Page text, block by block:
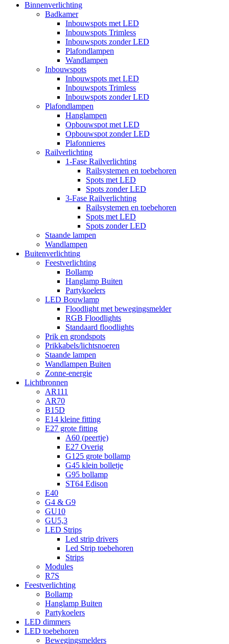
Binnenverlichting
Badkamer
Inbouwspots met LED
Inbouwspots Trimless
Inbouwspots zonder LED
Plafondlampen
Wandlampen
Inbouwspots
Inbouwspots met LED
Inbouwspots Trimless
Inbouwspots zonder LED
Plafondlampen
Hanglampen
Opbouwspot met LED
Opbouwspot zonder LED
Plafonnieres
Railverlichting
1-Fase Railverlichting
Railsystemen en toebehoren
Spots met LED
Spots zonder LED
3-Fase Railverlichting
Railsystemen en toebehoren
Spots met LED
Spots zonder LED
Staande lampen
Wandlampen
Buitenverlichting
Feestverlichting
Bollamp
Hanglamp Buiten
Partykoelers
LED Bouwlamp
Floodlight met bewegingsmelder
RGB Floodlights
Standaard floodlights
Prik en grondspots
Prikkabels/lichtsnoeren
Staande lampen
Wandlampen Buiten
Zonne-energie
Lichtbronnen
AR111
AR70
B15D
E14 kleine fitting
E27 grote fitting
A60 (peertje)
E27 Overig
G125 grote bollamp
G45 klein bolletje
G95 bollamp
ST64 Edison
E40
G4 & G9
GU10
GU5,3
LED Strips
Led strip drivers
Led Strip toebehoren
Strips
Modules
R7S
Feestverlichting
Bollamp
Hanglamp Buiten
Partykoelers
LED dimmers
LED toebehoren
Bewegingsmelders